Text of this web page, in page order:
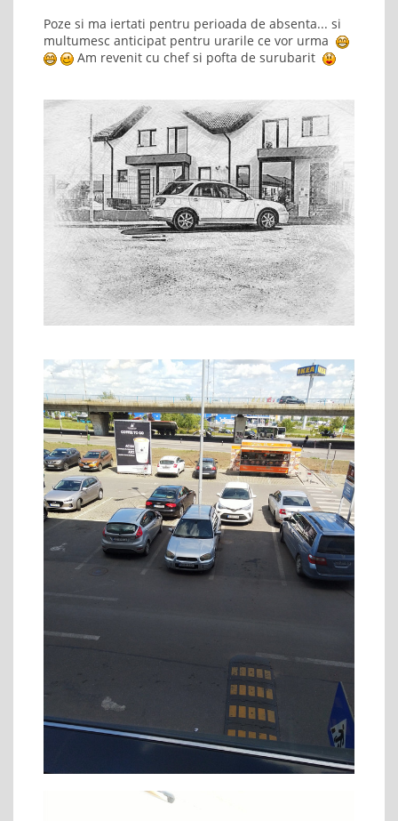
Poze si ma iertati pentru perioada de absenta... si
multumesc anticipat pentru urarile ce vor urma
Am revenit cu chef si pofta de surubarit